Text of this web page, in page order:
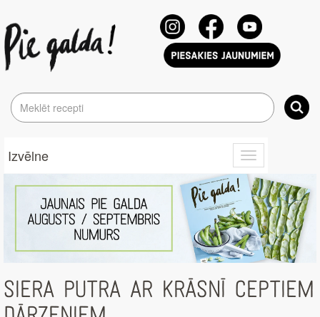
Toggle
navigation
Izvēlne
SIERA PUTRA AR KRĀSNĪ CEPTIEM